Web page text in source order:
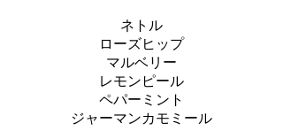
ネトル
ローズヒップ
マルベリー
レモンピール
ペパーミント
ジャーマンカモミール